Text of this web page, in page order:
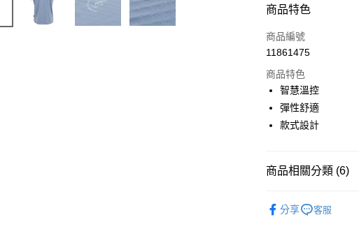
付款方式
信用卡一次付款
Apple Pay
悠遊付
全盈+PAY
商品特色
商品編號
11861475
商品特色
智慧溫控
彈性舒適
款式設計
商品相關分類 (6)
分享 客服